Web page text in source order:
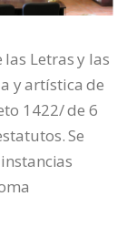
Letras y las
y artística de
1422/ de 6
Se